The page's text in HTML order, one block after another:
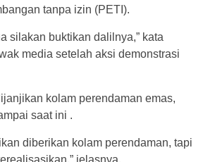
tanpa izin (PETI).
silakan buktikan dalilnya,” kata
media setelah aksi demonstrasi
kolam perendaman emas,
saat ini .
diberikan kolam perendaman, tapi
jelasnya.